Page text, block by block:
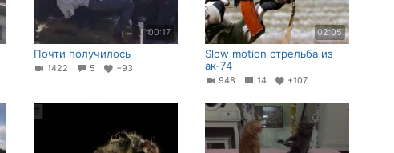
00:17
Почти получилось
1422 5 +93
02:05
Slow motion стрельба из
ак-74
948 14 +107